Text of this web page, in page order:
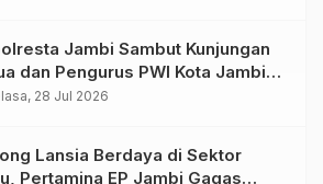
Jambi Sambut Kunjungan
dan Pengurus PWI Kota Jambi
Sinergi dan Kolaborasi
28 Jul 2026
Lansia Berdaya di Sektor
Pertamina EP Jambi Gagas